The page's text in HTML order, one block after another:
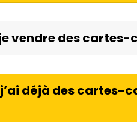
vendre des cartes-
déjà des cartes-